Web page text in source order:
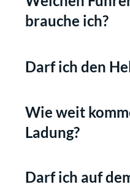
brauche ich?
Darf ich den
Wie weit
Ladung?
Darf ich auf